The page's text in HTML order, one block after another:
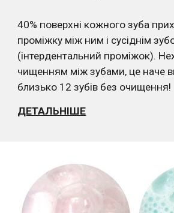
40% поверхні кожного зуба
проміжку між ним і сусіднім
(інтердентальний проміжок).
чищенням між зубами, це наче
близько 12 зубів без очищення!
ДЕТАЛЬНІШЕ